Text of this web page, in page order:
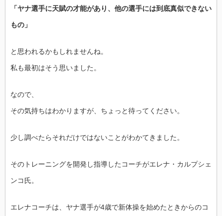
「ヤナ選手に天賦の才能があり、他の選手には到底真似できない
もの」
と思われるかもしれませんね。
私も最初はそう思いました。
なので、
その気持ちはわかりますが、ちょっと待ってください。
少し調べたらそれだけではないことがわかてきました。
そのトレーニングを開発し指導したコーチがエレナ・カルプシェ
ンコ氏。
エレナコーチは、ヤナ選手が4歳で新体操を始めたときからのコ